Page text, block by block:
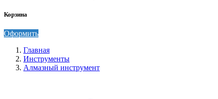
Корзина
Оформить
Главная
Инструменты
Алмазный инструмент